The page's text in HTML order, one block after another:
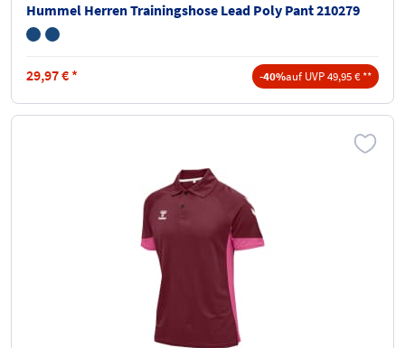
Hummel Herren Trainingshose Lead Poly Pant 210279
29,97€ * -40%auf UVP 49,95 € **